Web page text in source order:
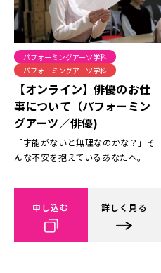
パフォーミングアーツ学科
パフォーミングアーツ学科
【オンライン】俳優のお仕
事について（パフォーミン
グアーツ／俳優)
「才能がないと無理なのかな？」そ
んな不安を抱えているあなたへ。
申し込む 詳しく見る